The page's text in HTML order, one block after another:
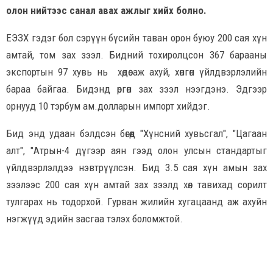
олон нийтээс санал авах ажлыг хийх болно.
ЕЭЗХ гэдэг бол сэрүүн бүсийн таван орон буюу 200 сая хүн
амтай, том зах зээл. Бидний тохиролцсон 367 барааны
экспортын 97 хувь нь хөдөө аж ахуй, хөнгөн үйлдвэрлэлийн
бараа байгаа. Бидэнд өргөн зах зээл нээгдэнэ. Эдгээр
орнууд 10 тэрбум ам.долларын импорт хийдэг.
Бид энд удаан бэлдсэн бөгөөд "Хүнсний хувьсгал", "Цагаан
алт", "Атрын-4 дүгээр аян гээд олон улсын стандартыг
үйлдвэрлэлдээ нэвтрүүлсэн. Бид 3.5 сая хүн амын зах
зээлээс 200 сая хүн амтай зах зээлд хөл тавихад сорилт
тулгарах нь тодорхой. Гурван жилийн хугацаанд аж ахуйн
нэгжүүд эдийн засгаа тэлэх боломжтой.